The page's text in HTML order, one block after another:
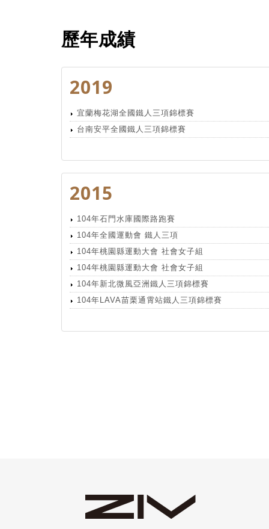
歷年成績
2019
宜蘭梅花湖全國鐵人三項錦標賽
台南安平全國鐵人三項錦標賽
2015
104年石門水庫國際路跑賽
104年全國運動會 鐵人三項
104年桃園縣運動大會 社會女子組
104年桃園縣運動大會 社會女子組
104年新北微風亞洲鐵人三項錦標賽
104年LAVA苗栗通霄站鐵人三項錦標賽